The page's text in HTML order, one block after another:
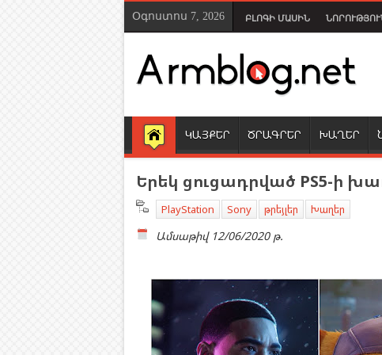
Օգոստոս 7, 2026 ԲԼՈԳԻ ՄԱՍԻՆ
ԿԱՅՔԵՐ ԾՐԱԳՐԵՐ ԽԱՂԵՐ
Երեկ ցուցադրված PS5-ի
PlayStation Sony թրեյլեր Խաղեր
Ամսաթիվ 12/06/2020 թ.